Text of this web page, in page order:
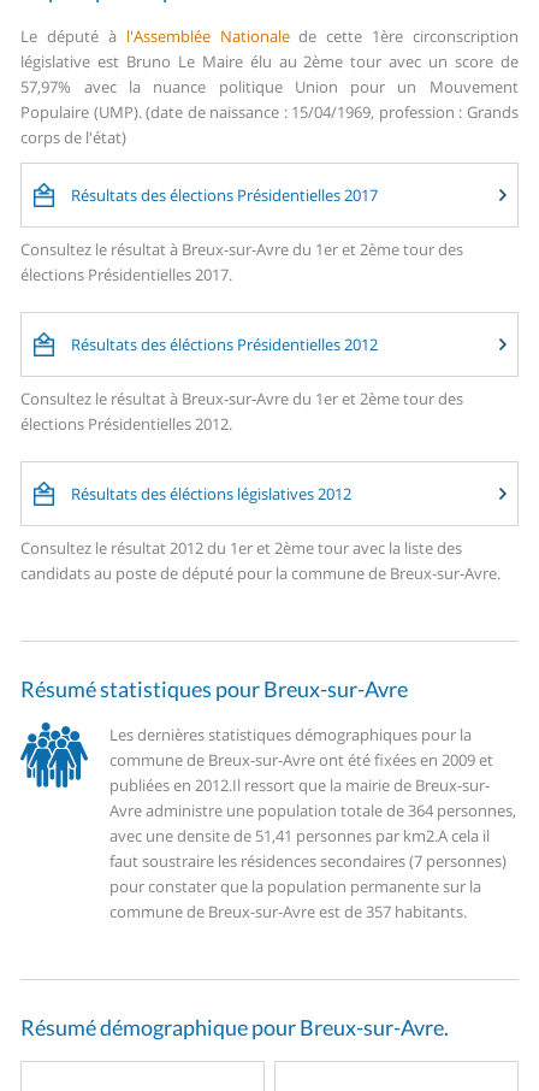
Le député à l'Assemblée Nationalede cette 1ère circonscription
législative est Bruno Le Maire élu au 2ème tour avec un score de
57,97% avec la nuance politique Union pour un Mouvement
Populaire (UMP). (date de naissance : 15/04/1969, profession : Grands
corps de l'état)
Résultats des élections Présidentielles 2017
Consultez le résultat à Breux-sur-Avre du 1er et 2ème tour des
élections Présidentielles 2017.
Résultats des éléctions Présidentielles 2012
Consultez le résultat à Breux-sur-Avre du 1er et 2ème tour des
élections Présidentielles 2012.
Résultats des éléctions législatives 2012
Consultez le résultat 2012 du 1er et 2ème tour avec la liste des
candidats au poste de député pour la commune de Breux-sur-Avre.
Résumé statistiques pour Breux-sur-Avre
Les dernières statistiques démographiques pour la
commune de Breux-sur-Avre ont été fixées en 2009 et
publiées en 2012.Il ressort que la mairie de Breux-sur-
Avre administre une population totale de 364 personnes,
avec une densite de 51,41 personnes par km2.A cela il
faut soustraire les résidences secondaires (7 personnes)
pour constater que la population permanente sur la
commune de Breux-sur-Avre est de 357 habitants.
Résumé démographique pour Breux-sur-Avre.